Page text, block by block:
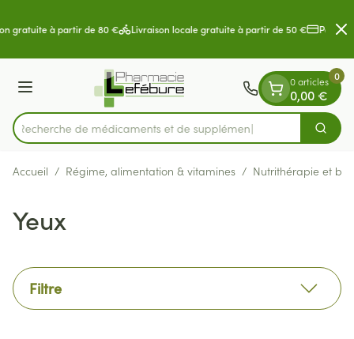
gratuite à partir de 80 € Livraison locale gratuite à partir de 50 €
Menu
Rechercher
Recherche de médica
0 articles
0,00 €
0
Accueil / Régime, alimentation & vitamines / Nutrithérapie et
Yeux
Filtre